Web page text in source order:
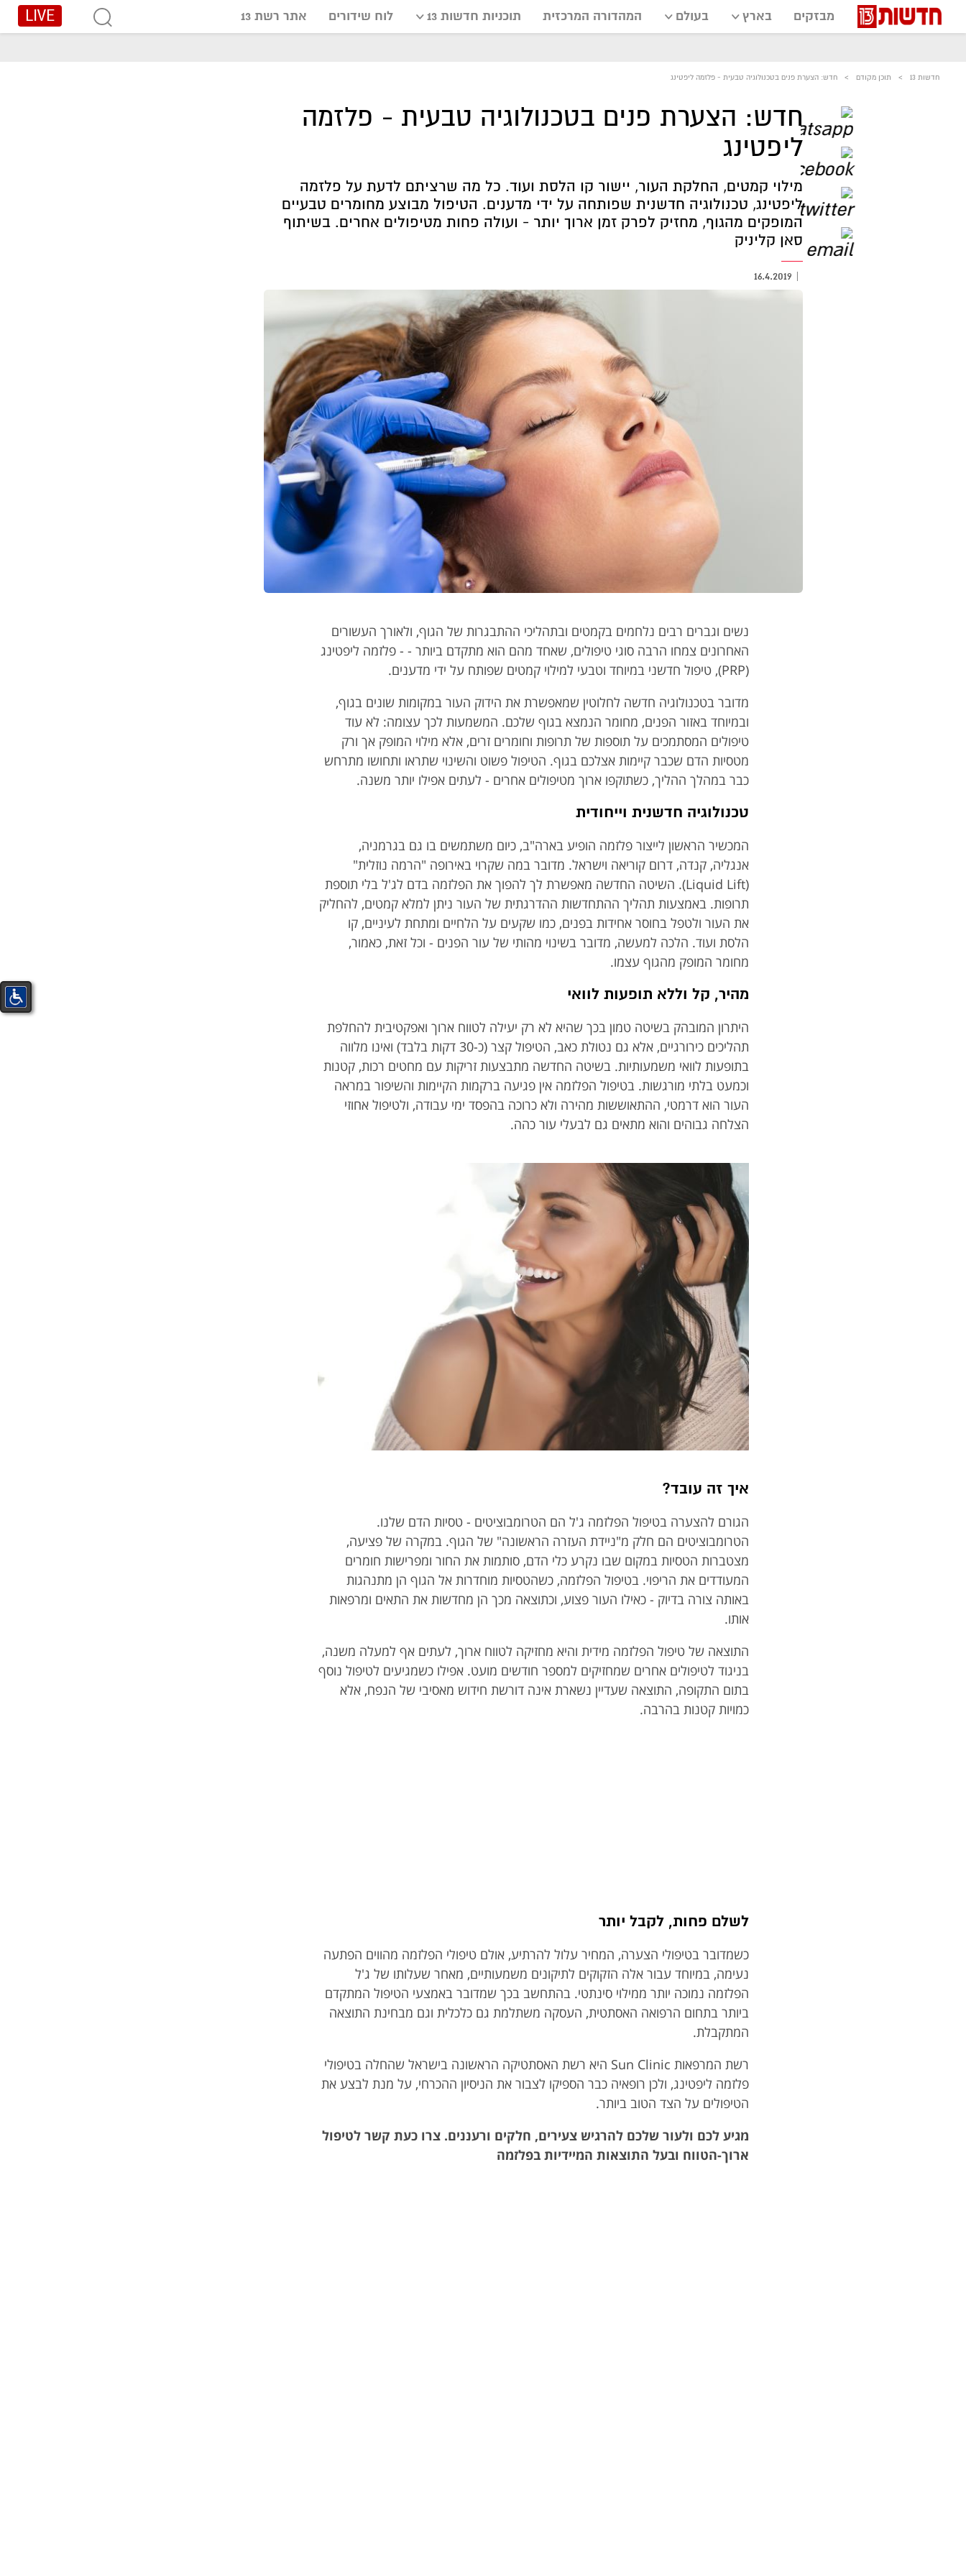
מבזקים בארץ בעולם המהדורה המרכזית תוכניות חדשות 13 לוח שידורים אתר רשת 13 LIVE
חדשות 13 תוכן מקודם חדש: הצערת פנים בטכנולוגיה טבעית - פלזמה ליפטינג
חדש: הצערת פנים בטכנולוגיה טבעית - פלזמה
ליפטינג
מילוי קמטים, החלקת העור, יישור קו הלסת ועוד. כל מה שרציתם לדעת על פלזמה
ליפטינג, טכנולוגיה חדשנית שפותחה על ידי מדענים. הטיפול מבוצע מחומרים טבעיים
המופקים מהגוף, מחזיק לפרק זמן ארוך יותר - ועולה פחות מטיפולים אחרים. בשיתוף
סאן קליניק
|
16.4.2019
נשים וגברים רבים נלחמים בקמטים ובתהליכי ההתבגרות של הגוף, ולאורך העשורים
האחרונים צמחו הרבה סוגי טיפולים, שאחד מהם הוא מתקדם ביותר - - פלזמה ליפטינג
(PRP), טיפול חדשני במיוחד וטבעי למילוי קמטים שפותח על ידי מדענים.
מדובר בטכנולוגיה חדשה לחלוטין שמאפשרת את הידוק העור במקומות שונים בגוף,
ובמיוחד באזור הפנים, מחומר הנמצא בגוף שלכם. המשמעות לכך עצומה: לא עוד
טיפולים המסתמכים על תוספות של תרופות וחומרים זרים, אלא מילוי המופק אך ורק
מטסיות הדם שכבר קיימות אצלכם בגוף. הטיפול פשוט והשינוי שתראו ותחושו מתרחש
כבר במהלך ההליך, כשתוקפו ארוך מטיפולים אחרים - לעתים אפילו יותר משנה.
טכנולוגיה חדשנית וייחודית
המכשיר הראשון לייצור פלזמה הופיע בארה"ב, כיום משתמשים בו גם בגרמניה,
אנגליה, קנדה, דרום קוריאה וישראל. מדובר במה שקרוי באירופה "הרמה נוזלית"
(Liquid Lift). השיטה החדשה מאפשרת לך להפוך את הפלזמה בדם לג'ל בלי תוספת
תרופות. באמצעות תהליך ההתחדשות ההדרגתית של העור ניתן למלא קמטים, להחליק
את העור ולטפל בחוסר אחידות בפנים, כמו שקעים על הלחיים ומתחת לעיניים, קו
הלסת ועוד. הלכה למעשה, מדובר בשינוי מהותי של עור הפנים - וכל זאת, כאמור,
מחומר המופק מהגוף עצמו.
מהיר, קל וללא תופעות לוואי
היתרון המובהק בשיטה טמון בכך שהיא לא רק יעילה לטווח ארוך ואפקטיבית להחלפת
תהליכים כירורגיים, אלא גם נטולת כאב, הטיפול קצר (כ-30 דקות בלבד) ואינו מלווה
בתופעות לוואי משמעותיות. בשיטה החדשה מתבצעות זריקות עם מחטים רכות, קטנות
וכמעט בלתי מורגשות. בטיפול הפלזמה אין פגיעה ברקמות הקיימות והשיפור במראה
העור הוא דרמטי, ההתאוששות מהירה ולא כרוכה בהפסד ימי עבודה, ולטיפול אחוזי
הצלחה גבוהים והוא מתאים גם לבעלי עור כהה.
איך זה עובד?
הגורם להצערה בטיפול הפלזמה ג'ל הם הטרומבוציטים - טסיות הדם שלנו.
הטרומבוציטים הם חלק מ"ניידת העזרה הראשונה" של הגוף. במקרה של פציעה,
מצטברות הטסיות במקום שבו נקרע כלי הדם, סותמות את החור ומפרישות חומרים
המעודדים את הריפוי. בטיפול הפלזמה, כשהטסיות מוחדרות אל הגוף הן מתנהגות
באותה צורה בדיוק - כאילו העור פצוע, וכתוצאה מכך הן מחדשות את התאים ומרפאות
אותו.
התוצאה של טיפול הפלזמה מידית והיא מחזיקה לטווח ארוך, לעתים אף למעלה משנה,
בניגוד לטיפולים אחרים שמחזיקים למספר חודשים מועט. אפילו כשמגיעים לטיפול נוסף
בתום התקופה, התוצאה שעדיין נשארת אינה דורשת חידוש מאסיבי של הנפח, אלא
כמויות קטנות בהרבה.
לשלם פחות, לקבל יותר
כשמדובר בטיפולי הצערה, המחיר עלול להרתיע, אולם טיפולי הפלזמה מהווים הפתעה
נעימה, במיוחד עבור אלה הזקוקים לתיקונים משמעותיים, מאחר שעלותו של ג'ל
הפלזמה נמוכה יותר ממילוי סינתטי. בהתחשב בכך שמדובר באמצעי הטיפול המתקדם
ביותר בתחום הרפואה האסתטית, העסקה משתלמת גם כלכלית וגם מבחינת התוצאה
המתקבלת.
רשת המרפאות Sun Clinic היא רשת האסתטיקה הראשונה בישראל שהחלה בטיפולי
פלזמה ליפטינג, ולכן רופאיה כבר הספיקו לצבור את הניסיון ההכרחי, על מנת לבצע את
הטיפולים על הצד הטוב ביותר.
מגיע לכם ולעור שלכם להרגיש צעירים, חלקים ורעננים. צרו כעת קשר לטיפול
ארוך-הטווח ובעל התוצאות המיידיות בפלזמה